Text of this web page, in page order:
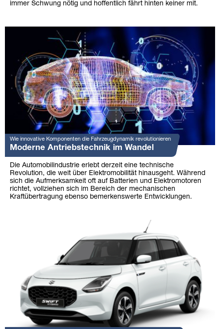
immer Schwung nötig und hoffentlich fährt hinten keiner mit.
Wie innovative Komponenten die Fahrzeugdynamik revolutionieren
Moderne Antriebstechnik im Wandel
Die Automobilindustrie erlebt derzeit eine technische
Revolution, die weit über Elektromobilität hinausgeht. Während
sich die Aufmerksamkeit oft auf Batterien und Elektromotoren
richtet, vollziehen sich im Bereich der mechanischen
Kraftübertragung ebenso bemerkenswerte Entwicklungen.